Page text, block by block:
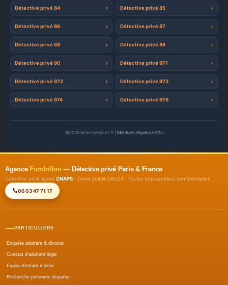
Détective privé 84 Détective privé 85
Détective privé 86 Détective privé 87
Détective privé 88 Détective privé 89
Détective privé 90 Détective privé 971
Détective privé 972 Détective privé 973
Détective privé 974 Détective privé 976
©2026 detectiveparis.fr | Mentions légales / CGU
Agence Fondrillon — Détective privé Paris & France
Détective privé agréé CNAPS · Devis gratuit 24h/24 · Toutes interventions confidentielles
06 03 47 71 17
PARTICULIERS
Enquête adultère & divorce
Constat d'adultère légal
Fugue d'enfant mineur
Recherche personne disparue